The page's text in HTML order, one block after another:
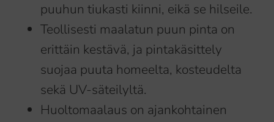
puuhun tiukasti kiinni, eikä se hilseile.
Teollisesti maalatun puun pinta on
erittäin kestävä, ja pintakäsittely
suojaa puuta homeelta, kosteudelta
sekä UV-säteilyltä.
Huoltomaalaus on ajankohtainen